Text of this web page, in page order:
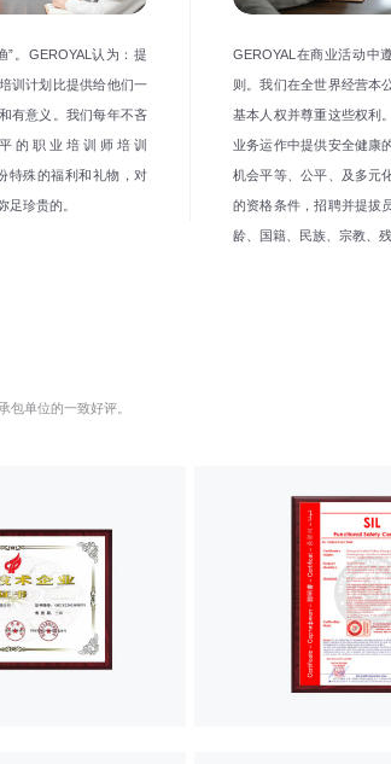
”。GEROYAL认为：提
训计划比提供给他们一
有意义。我们每年不吝
的职业培训师培训
特殊的福利和礼物，对
足珍贵的。
GEROYAL在商业活动中
则。我们在全世界经营本
基本人权并尊重这些权利
业务运作中提供安全健康
机会平等、公平、及多元
的资格条件，招聘并提拔
龄、国籍、民族、宗教、残
包单位的一致好评。